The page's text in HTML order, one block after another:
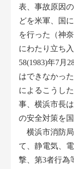
表、事故原因
どを米軍、国
を行った（神
にわたり立ち
58(1983)年7月
はできなかっ
によるこうし
事、横浜市長
の安全対策を
横浜市消防局
て、静電気、
撃、第3者行為